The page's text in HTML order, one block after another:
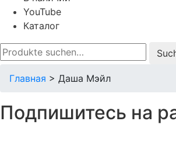
YouTube
Каталог
Suche
nach:
Главная > Даша Мэйл
Подпишитесь на